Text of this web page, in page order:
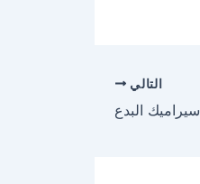
التالي
البدع